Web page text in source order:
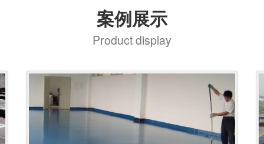
案例展示
Product display